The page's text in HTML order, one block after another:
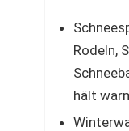
Rodeln,
hält